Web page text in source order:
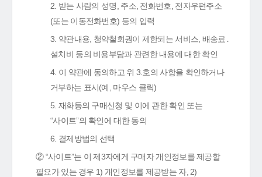
2. 받는 사람의 성명, 주소, 전화번호, 전자우편주소
(또는 이동전화번호) 등의 입력
3. 약관내용, 청약철회권이 제한되는 서비스, 배송료․
설치비 등의 비용부담과 관련한 내용에 대한 확인
4. 이 약관에 동의하고 위 3.호의 사항을 확인하거나
거부하는 표시(예, 마우스 클릭)
5. 재화등의 구매신청 및 이에 관한 확인 또는
“사이트”의 확인에 대한 동의
6. 결제방법의 선택
② “사이트”는 이 제3자에게 구매자 개인정보를 제공할
필요가 있는 경우 1) 개인정보를 제공받는 자, 2)